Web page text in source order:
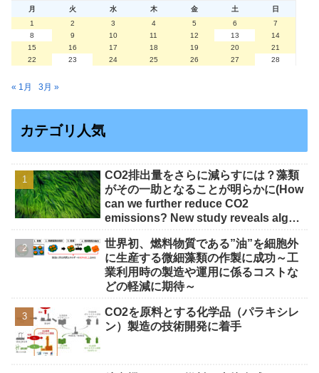
月 火 水 木 金 土
日
1
2 3 4 5 6
7
8
9 10 11 12 13
14
15
16 17 18 19 20
21
22
23 24 25 26 27 28
« 1月 3月 »
カテゴリ人気
CO2排出量をさらに減らすには？藻類
がその一助となることが明らかに(How
can we further reduce CO2
emissions? New study reveals algae
世界初、燃料物質である”油”を細胞外
に生産する微細藻類の作製に成功～工
業利用時の製造や運用に係るコストな
どの軽減に期待～
CO2を原料とする化学品（パラキシレ
ン）製造の技術開発に着手